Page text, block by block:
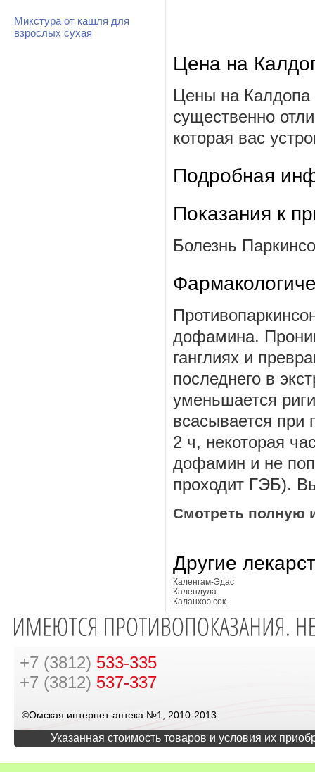
Микстура от кашля для
взрослых сухая
Цена на
Цены на Калдопа
существенно
которая вас
Подробная
Показания к
Болезнь
дофамина.
ганглиях и
последнего в
уменьшается
всасывается при
2 ч, некоторая
дофамин и не
проходит ГЭБ).
Смотреть полную
Другие
Каленгам-Эдас
Календула
Каланхоэ сок
+7 (3812) 533-335
+7 (3812) 537-337
©Омская интернет-аптека №1, 2010-2013
Указанная стоимость товаров и условия их